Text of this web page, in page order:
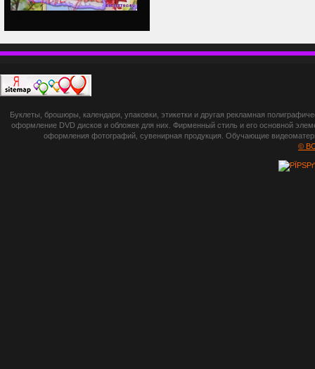
botsetto.ru -
photoshop,
шрифты,
Буклеты, брошюры, календари, упаковки, этикетки и другая рекламная
оформление DVD дисков и обложек для них. Фирменный стиль и его основной
оформления фотографий, сувенирная продукция. Обучающие
©